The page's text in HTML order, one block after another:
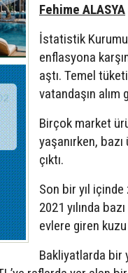
Fehime ALASYA
İstatistik
enflasyona
aştı. Temel
vatandaşın
Birçok market
yaşanırken,
çıktı.
Son bir yıl
2021 yılında
evlere giren kuzu
Bakliyatlarda bir